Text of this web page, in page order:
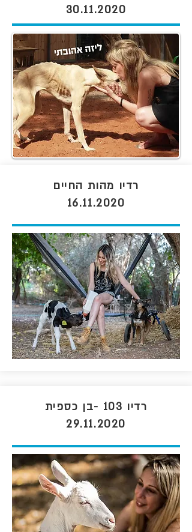
30.11.2020
רדיו מהות החיים
16.11.2020
רדיו 103 -בן כספית
29.11.2020